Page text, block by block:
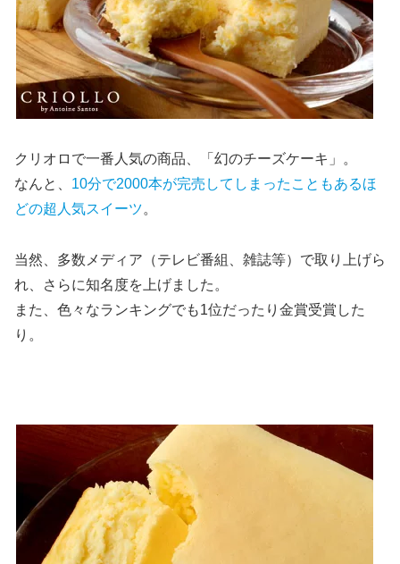
クリオロで一番人気の商品、「幻のチーズケーキ」。
なんと、 10分で2000本が完売してしまったこともあるほ
どの超人気スイーツ。
当然、多数メディア（テレビ番組、雑誌等）で取り上げら
れ、さらに知名度を上げました。
また、色々なランキングでも1位だったり金賞受賞した
り。